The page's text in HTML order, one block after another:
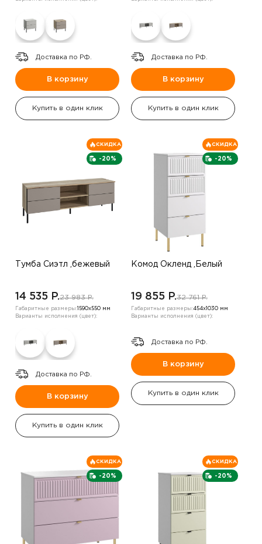
Доставка по РФ.
В корзину
Купить в один клик
Доставка по РФ.
В корзину
Купить в один клик
-20%
СКИДКА
Тумба Сиэтл ,бежевый
14 535 P.23 983 P.
Габаритные размеры: 1590х550 мм
Варианты исполнения (цвет):
Доставка по РФ.
В корзину
Купить в один клик
-20%
СКИДКА
Комод Окленд ,Белый
19 855 P.32 761 P.
Габаритные размеры:454х1030 мм
Варианты исполнения (цвет):
Доставка по РФ.
В корзину
Купить в один клик
-20%
СКИДКА
-20%
СКИДКА